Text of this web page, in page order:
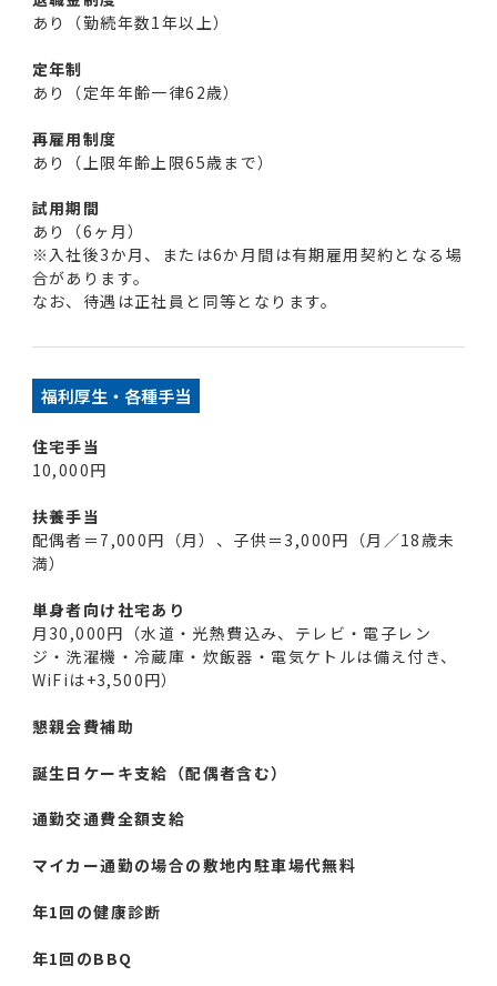
あり（勤続年数1年以上）
定年制
あり（定年年齢一律62歳）
再雇用制度
あり（上限年齢上限65歳まで）
試用期間
あり（6ヶ月）
※入社後3か月、または6か月間は有期雇用契約となる場
合があります。
なお、待遇は正社員と同等となります。
福利厚生・各種手当
住宅手当
10,000円
扶養手当
配偶者＝7,000円（月）、子供＝3,000円（月／18歳未
満）
単身者向け社宅あり
月30,000円（水道・光熱費込み、テレビ・電子レン
ジ・洗濯機・冷蔵庫・炊飯器・電気ケトルは備え付き、
WiFiは+3,500円）
懇親会費補助
誕生日ケーキ支給（配偶者含む）
通勤交通費全額支給
マイカー通勤の場合の敷地内駐車場代無料
年1回の健康診断
年1回のBBQ